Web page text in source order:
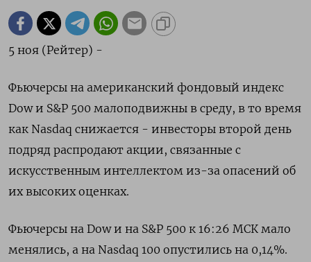
5 ноя (Рейтер) -
Фьючерсы на американский фондовый индекс
Dow и S&P 500 малоподвижны в среду, в то время
как Nasdaq снижается - инвесторы второй день
подряд распродают акции, связанные с
искусственным интеллектом из-за опасений об
их высоких оценках.
Фьючерсы на Dow и на S&P 500 к 16:26 МСК мало
менялись, а на Nasdaq 100 опустились на 0,14%.